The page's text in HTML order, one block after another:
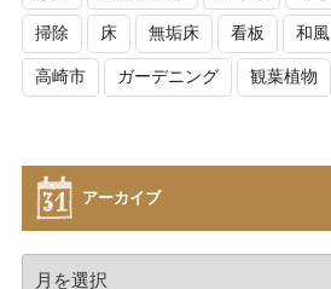
掃除 床 無垢床 看板 和風
高崎市 ガーデニング 観葉植物
アーカイブ